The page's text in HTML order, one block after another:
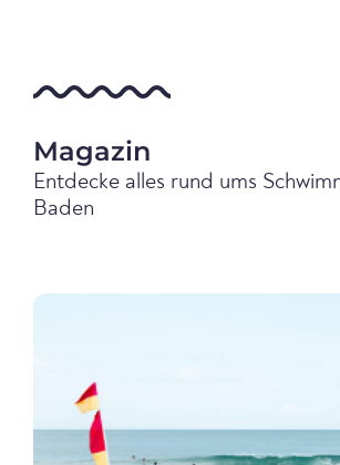
Magazin
Entdecke alles rund ums
Baden